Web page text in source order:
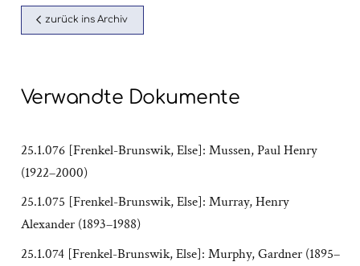
zurück ins Archiv
Verwandte Dokumente
25.1.076 [Frenkel-Brunswik, Else]: Mussen, Paul Henry
(1922–2000)
25.1.075 [Frenkel-Brunswik, Else]: Murray, Henry
Alexander (1893–1988)
25.1.074 [Frenkel-Brunswik, Else]: Murphy, Gardner (1895–